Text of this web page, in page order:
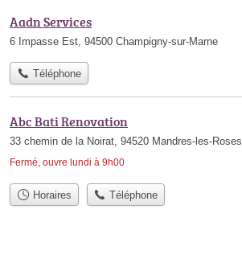
Aadn Services
6 Impasse Est, 94500 Champigny-sur-Marne
Téléphone
Abc Bati Renovation
33 chemin de la Noirat, 94520 Mandres-les-Roses
Fermé, ouvre lundi à 9h00
Horaires Téléphone